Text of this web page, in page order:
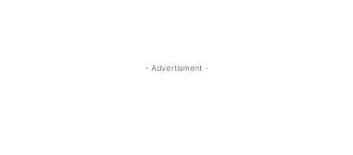
- Advertisment -